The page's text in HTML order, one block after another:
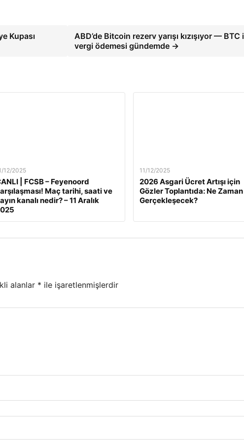
Kupası
ABD’de Bitcoin rezerv yarışı kızışıyor — BTC
vergi ödemesi gündemde →
12/2025
| FCSB – Feyenoord
Maç tarihi, saati ve
kanalı nedir? – 11 Aralık
11/12/2025
2026 Asgari Ücret Artışı için
Gözler Toplantıda: Ne Zaman
Gerçekleşecek?
alanlar * ile işaretlenmişlerdir